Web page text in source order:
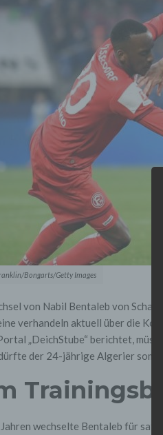
Bongarts/Getty Images
von Nabil Bentaleb von
verhandeln aktuell über die
„DeichStube“ berichtet,
der 24-jährige Algerier somit
wechselte Bentaleb für